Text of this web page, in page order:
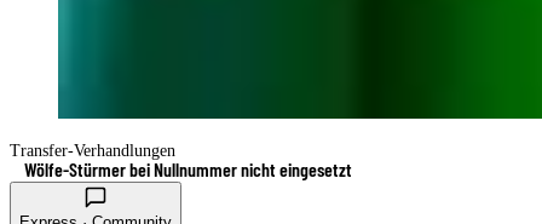
Transfer-Verhandlungen
Wölfe-Stürmer bei Nullnummer nicht eingesetzt